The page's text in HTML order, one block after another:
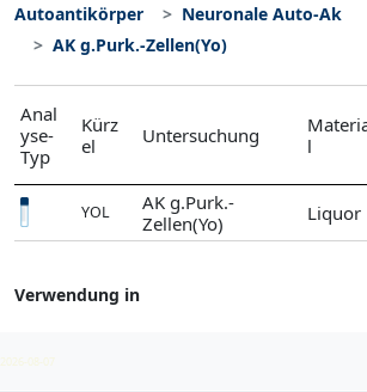
Autoantikörper
Neuronale Auto-Ak
AK g.Purk.-Zellen(Yo)
Anal
yse-
Typ
Kürz
el
Untersuchung
l
YOL
AK g.Purk.-
Zellen(Yo)
Liquor
Verwendung in
2026-08-07